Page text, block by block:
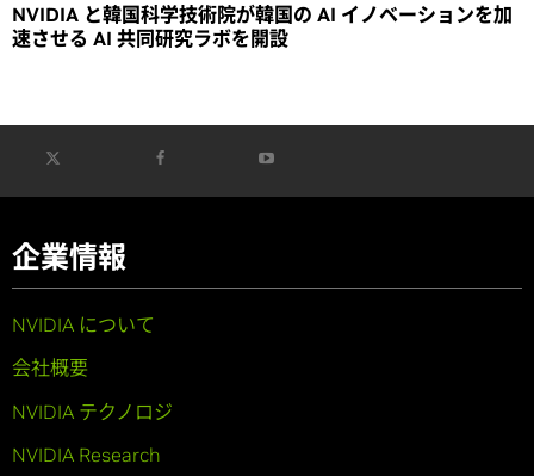
NVIDIA と韓国科学技術院が韓国の AI イノベーションを加
速させる AI 共同研究ラボを開設
企業情報
NVIDIA について
会社概要
NVIDIA テクノロジ
NVIDIA Research